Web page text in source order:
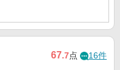
67.7点 16件